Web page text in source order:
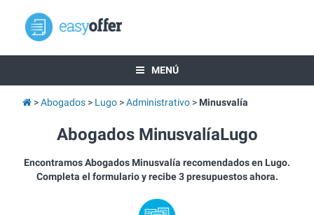
MENÚ
Abogados Lugo Administrativo Minusvalía
Abogados MinusvalíaLugo
Encontramos Abogados Minusvalía recomendados en Lugo.
Completa el formulario y recibe 3 presupuestos ahora.